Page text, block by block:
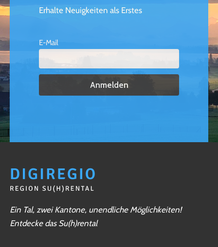
Erhalte Neuigkeiten als Erstes
E-Mail
Ein Tal, zwei Kantone, unendliche Möglichkeiten!
Entdecke das Su(h)rental